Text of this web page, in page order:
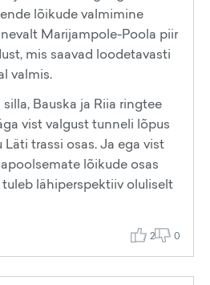
lõikude valmimine
Marijampole-Poola piir
mis saavad loodetavasti
valmis.
Bauska ja Riia ringtee
vist valgust tunneli lõpus
trassi osas. Ja ega vist
lõikude osas
lähiperspektiiv oluliselt
2 0